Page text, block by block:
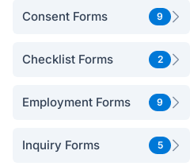
Consent Forms 9
Checklist Forms 2
Employment Forms 9
Inquiry Forms 5